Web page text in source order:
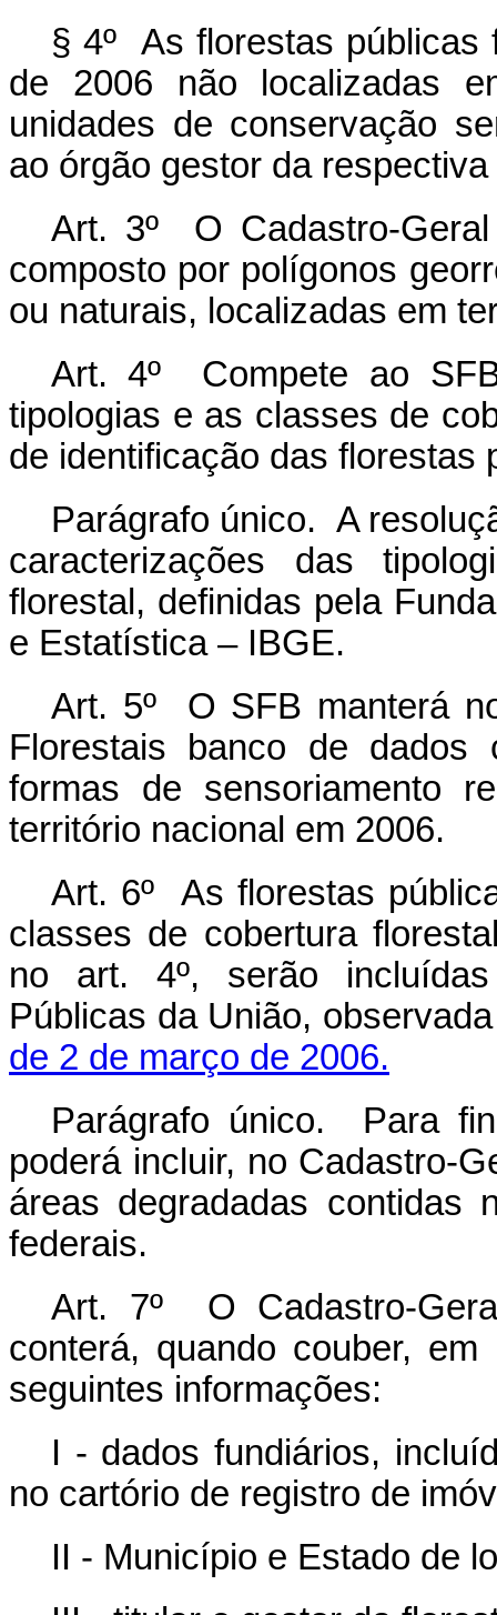
§ 4º As florestas públicas
de 2006 não localizadas
unidades de conservação
ao órgão gestor da
Art. 3º O Cadastro-
composto por polígonos
ou naturais, localizadas em
Art. 4º Compete ao
tipologias e as classes de
de identificação das florestas
Parágrafo único. A
caracterizações das
florestal, definidas pela
e Estatística – IBGE.
Art. 5º O SFB manterá
Florestais banco de
formas de sensoriamento
território nacional em 2006.
Art. 6º As florestas
classes de cobertura
no art. 4º, serão
Públicas da União,
de 2 de março de 2006.
Parágrafo único. Para
poderá incluir, no Cadastro-
áreas degradadas contidas
federais.
Art. 7º O Cadastro-
conterá, quando couber,
seguintes informações:
I - dados fundiários,
no cartório de registro de
II - Município e Estado de